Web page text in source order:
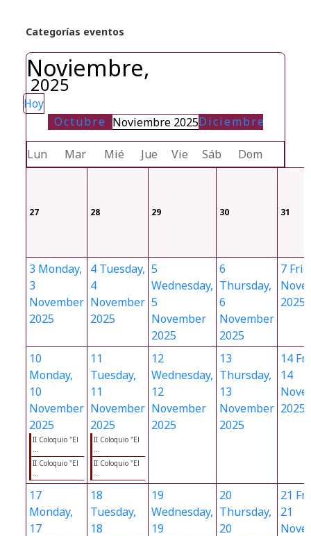
Categorías eventos
Noviembre,
2025
Hoy
Octubre Noviembre 2025Diciembre
Lun Mar Mié Jue Vie Sáb Dom
27 28 29 30 31
3 Monday,
3
November
2025
4 Tuesday,
4
November
2025
5
Wednesday,
5
November
2025
6
Thursday,
6
November
2025
7
2025
10
Monday,
10
November
2025
II Coloquio "El
...
II Coloquio "El
...
11
Tuesday,
11
November
2025
II Coloquio "El
...
II Coloquio "El
...
12
Wednesday,
12
November
2025
13
Thursday,
13
November
2025
14
14
2025
17
Monday,
17
18
Tuesday,
18
19
Wednesday,
19
20
Thursday,
20
21
21